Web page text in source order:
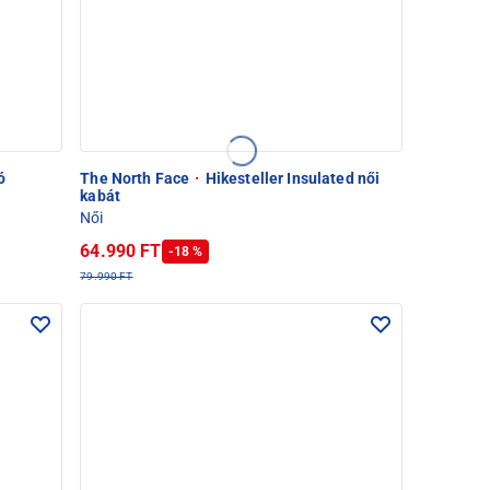
The North Face · Hikesteller Insulated női
kabát
Női
64.990 FT -18 %
79.990 FT